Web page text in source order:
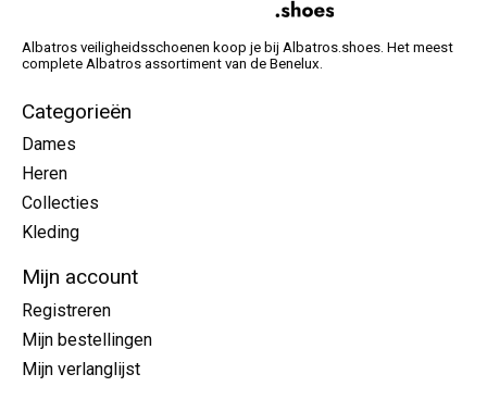
Albatros veiligheidsschoenen koop je bij Albatros.shoes. Het meest
complete Albatros assortiment van de Benelux.
Categorieën
Dames
Heren
Collecties
Kleding
Mijn account
Registreren
Mijn bestellingen
Mijn verlanglijst